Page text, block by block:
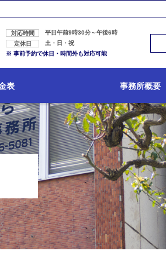
対応時間
平日午前9時30分～午後6時
定休日
土・日・祝
※ 事前予約で休日・時間外も対応可能
表 事務所概要